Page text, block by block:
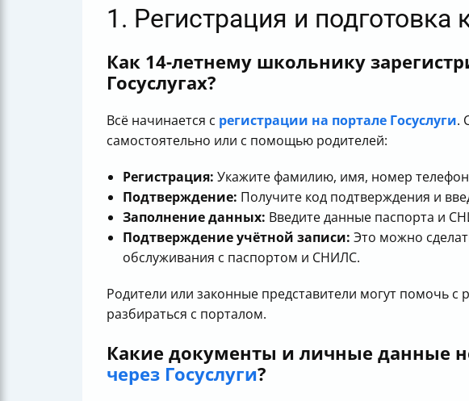
1. Регистрация и
Как 14-летнему школьнику
Госуслугах?
Всё начинается с регистрации на портале Госуслуги.
самостоятельно или с помощью родителей:
Регистрация: Укажите фамилию, имя, номер
Подтверждение: Получите код подтверждения и
Заполнение данных: Введите данные паспорта и
Подтверждение учётной записи: Это можно
обслуживания с паспортом и СНИЛС.
Родители или законные представители могут помочь
разбираться с порталом.
Какие документы и личные данные
через Госуслуги?